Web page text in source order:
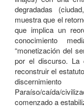
degradadas
muestra que el
que implica un
conocimiento
“monetización del
por el discurso. La
reconstruir el
Paraíso/caída/
comenzado a